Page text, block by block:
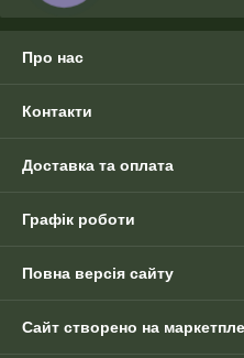
Про нас
Контакти
Доставка та оплата
Графік роботи
Повна версія сайту
Сайт створено на